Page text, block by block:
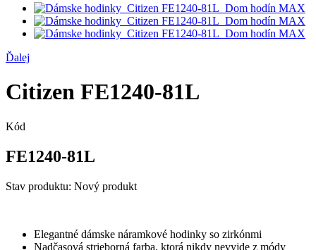
Ďalej
Citizen FE1240-81L
Kód
FE1240-81L
Stav produktu: Nový produkt
Elegantné dámske náramkové hodinky so zirkónmi
Nadčasová strieborná farba, ktorá nikdy nevyjde z módy